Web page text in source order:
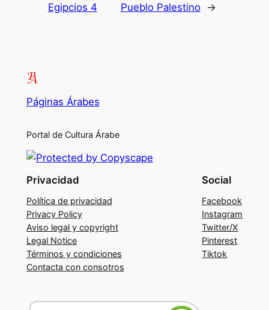
Egipcios 4
Pueblo Palestino
→
Páginas Árabes
Portal de Cultura Árabe
Privacidad
Política de privacidad
Privacy Policy
Aviso legal y copyright
Legal Notice
Términos y condiciones
Contacta con consotros
Social
Facebook
Instagram
Twitter/X
Pinterest
Tiktok